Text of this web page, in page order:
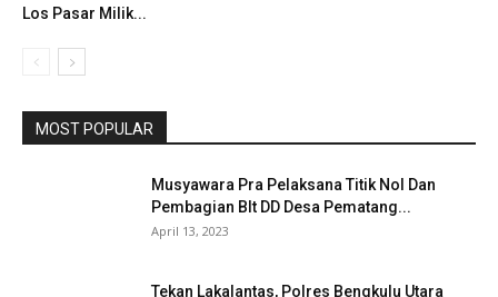
Los Pasar Milik...
MOST POPULAR
Musyawara Pra Pelaksana Titik Nol Dan
Pembagian Blt DD Desa Pematang...
April 13, 2023
Tekan Lakalantas, Polres Bengkulu Utara